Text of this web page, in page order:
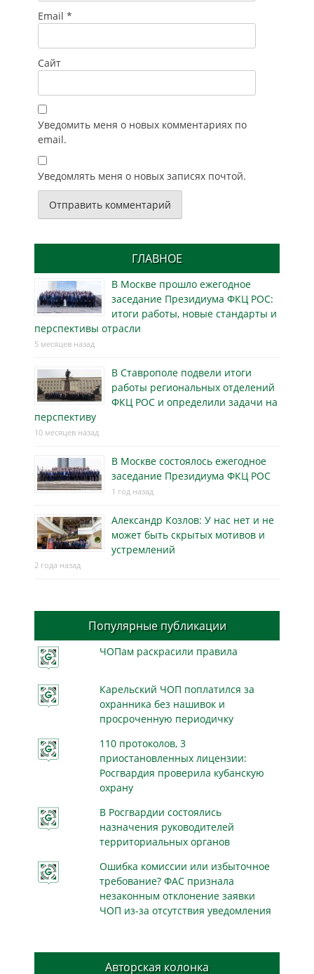
Email *
Сайт
Уведомить меня о новых комментариях по
email.
Уведомлять меня о новых записях почтой.
ГЛАВНОЕ
В Москве прошло ежегодное
заседание Президиума ФКЦ РОС:
итоги работы, новые стандарты и
перспективы отрасли
5 месяцев назад
В Ставрополе подвели итоги
работы региональных отделений
ФКЦ РОС и определили задачи на
перспективу
10 месяцев назад
В Москве состоялось ежегодное
заседание Президиума ФКЦ РОС
1 год назад
Александр Козлов: У нас нет и не
может быть скрытых мотивов и
устремлений
2 года назад
Популярные публикации
ЧОПам раскрасили правила
Карельский ЧОП поплатился за
охранника без нашивок и
просроченную периодичку
110 протоколов, 3
приостановленных лицензии:
Росгвардия проверила кубанскую
охрану
В Росгвардии состоялись
назначения руководителей
территориальных органов
Ошибка комиссии или избыточное
требование? ФАС признала
незаконным отклонение заявки
ЧОП из-за отсутствия уведомления
Авторская колонка